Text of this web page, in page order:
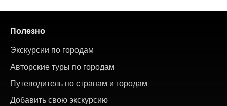
Полезно
Экскурсии по городам
Авторские туры по городам
Путеводитель по странам и городам
Добавить свою экскурсию